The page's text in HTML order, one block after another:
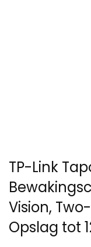
TP-Link
Vision,
Opslag tot